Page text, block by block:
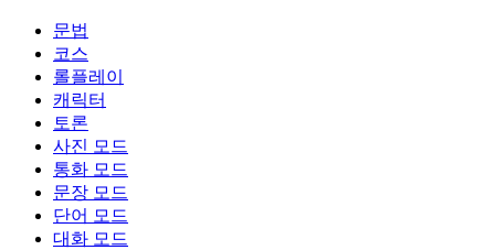
문법
코스
롤플레이
캐릭터
토론
사진 모드
통화 모드
문장 모드
단어 모드
대화 모드